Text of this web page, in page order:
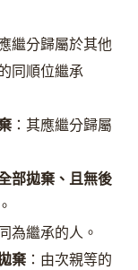
繼分歸屬於其他
同順位繼承
：其應繼分歸屬
部拋棄、且無後
為繼承的人。
棄：由次親等的